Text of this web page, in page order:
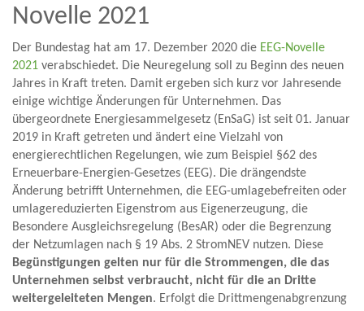
Novelle 2021
Der Bundestag hat am 17. Dezember 2020 die EEG-Novelle
2021 verabschiedet. Die Neuregelung soll zu Beginn des neuen
Jahres in Kraft treten. Damit ergeben sich kurz vor Jahresende
einige wichtige Änderungen für Unternehmen. Das
übergeordnete Energiesammelgesetz (EnSaG) ist seit 01. Januar
2019 in Kraft getreten und ändert eine Vielzahl von
energierechtlichen Regelungen, wie zum Beispiel §62 des
Erneuerbare-Energien-Gesetzes (EEG). Die drängendste
Änderung betrifft Unternehmen, die EEG-umlagebefreiten oder
umlagereduzierten Eigenstrom aus Eigenerzeugung, die
Besondere Ausgleichsregelung (BesAR) oder die Begrenzung
der Netzumlagen nach § 19 Abs. 2 StromNEV nutzen. Diese
Begünstigungen gelten nur für die Strommengen, die das
Unternehmen selbst verbraucht, nicht für die an Dritte
weitergeleiteten Mengen. Erfolgt die Drittmengenabgrenzung